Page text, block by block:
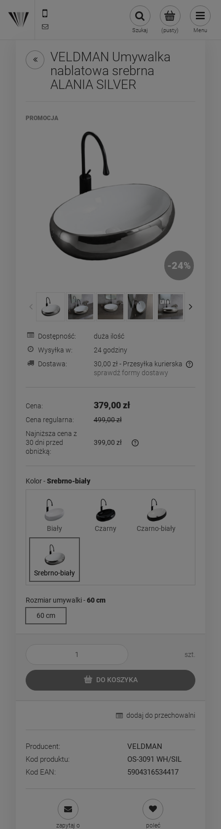
(pusty)
Szukaj Menu
VELDMAN Umywalka
nablatowa srebrna
ALANIA SILVER
PROMOCJA
-24%
Dostępność:
duża ilość
Wysyłka w:
24 godziny
Dostawa:
30,00 zł - Przesyłka kurierska
Cena nie zawiera ewentualnych kosztów płatności
sprawdź formy dostawy
Cena: 379,00 zł
Cena regularna:
499,00 zł
Najniższa cena z
30 dni przed
obniżką:
399,00 zł
Kolor -Srebrno-biały
Biały Czarny Czarno-biały
Srebrno-biały
Rozmiar umywalki -60 cm
60 cm
szt.
DO KOSZYKA
dodaj do przechowalni
Producent:
VELDMAN
Kod produktu:
OS-3091 WH/SIL
Kod EAN:
5904316534417
zapytaj o
poleć